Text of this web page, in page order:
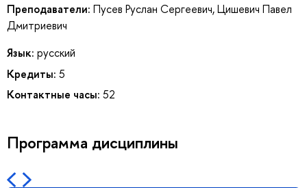
Преподаватели: Пусев Руслан Сергеевич,Цишевич Павел
Дмитриевич
Язык: русский
Кредиты: 5
Контактные часы: 52
Программа дисциплины